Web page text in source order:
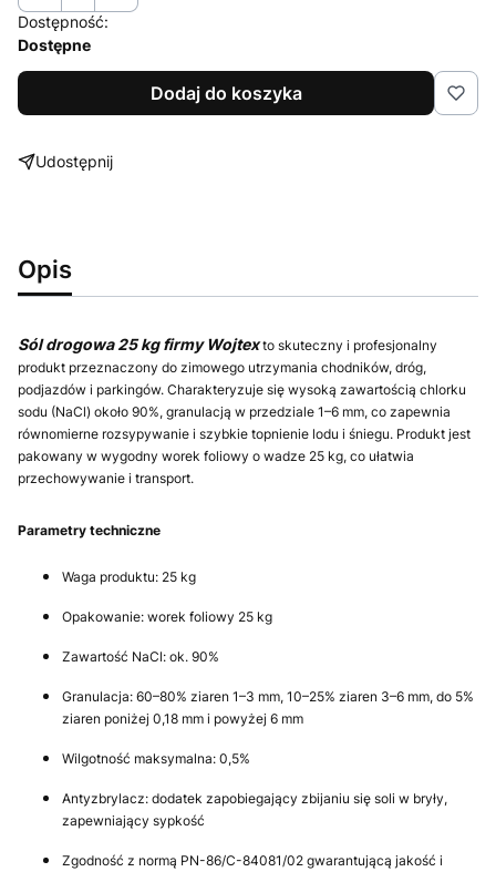
Dostępność:
Dostępne
Dodaj do koszyka
Udostępnij
Opis
Sól drogowa 25 kg firmy Wojtexto skuteczny i profesjonalny
produkt przeznaczony do zimowego utrzymania chodników, dróg,
podjazdów i parkingów. Charakteryzuje się wysoką zawartością chlorku
sodu (NaCl) około 90%, granulacją w przedziale 1–6 mm, co zapewnia
równomierne rozsypywanie i szybkie topnienie lodu i śniegu. Produkt jest
pakowany w wygodny worek foliowy o wadze 25 kg, co ułatwia
przechowywanie i transport.
Parametry techniczne
Waga produktu: 25 kg
Opakowanie: worek foliowy 25 kg
Zawartość NaCl: ok. 90%
Granulacja: 60–80% ziaren 1–3 mm, 10–25% ziaren 3–6 mm, do 5%
ziaren poniżej 0,18 mm i powyżej 6 mm
Wilgotność maksymalna: 0,5%
Antyzbrylacz: dodatek zapobiegający zbijaniu się soli w bryły,
zapewniający sypkość
Zgodność z normą PN-86/C-84081/02 gwarantującą jakość i